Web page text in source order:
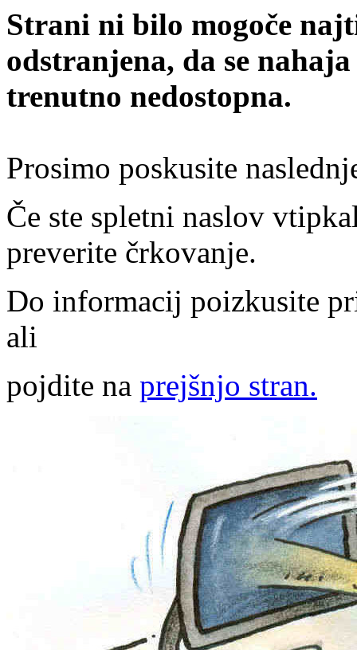
Strani ni bilo mogoče
odstranjena, da se
trenutno nedostopna.
Prosimo poskusite
Če ste spletni naslov
preverite črkovanje.
Do informacij poizkusite
ali
pojdite na prejšnjo stran.